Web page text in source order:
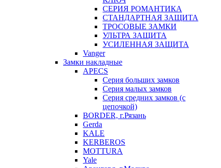
СЕРИЯ РОМАНТИКА
СТАНДАРТНАЯ ЗАЩИТА
ТРОСОВЫЕ ЗАМКИ
УЛЬТРА ЗАЩИТА
УСИЛЕННАЯ ЗАЩИТА
Vanger
Замки накладные
APECS
Серия больших замков
Серия малых замков
Серия средних замков (с
цепочкой)
BORDER, г.Рязань
Gerda
KALE
KERBEROS
MOTTURA
Yale